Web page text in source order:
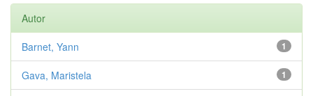
Autor
1
Barnet, Yann
1
Gava, Maristela